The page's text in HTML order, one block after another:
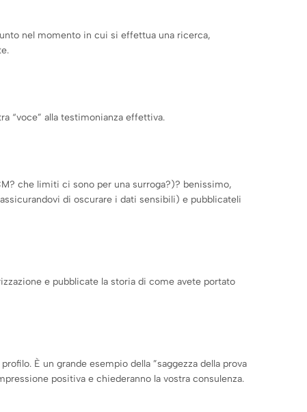
nel momento in cui si effettua una ricerca,
“voce” alla testimonianza effettiva.
che limiti ci sono per una surroga?)? benissimo,
di oscurare i dati sensibili) e pubblicateli
e pubblicate la storia di come avete portato
È un grande esempio della ”saggezza della prova
positiva e chiederanno la vostra consulenza.